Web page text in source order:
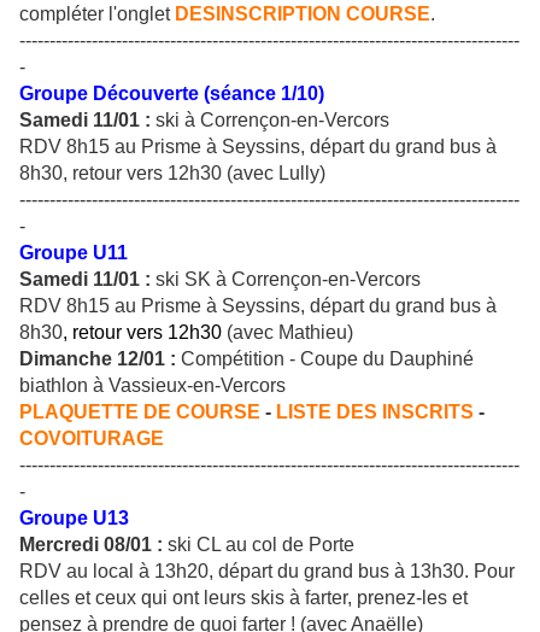
compléter l'onglet DESINSCRIPTION COURSE.
-----------------------------------------------------------------------------------
-
Groupe Découverte (séance 1/10)
Samedi 11/01 : ski à Corrençon-en-Vercors
RDV 8h15 au Prisme à Seyssins, départ du grand bus à
8h30, retour vers 12h30 (avec Lully)
-----------------------------------------------------------------------------------
-
Groupe U11
Samedi 11/01 : ski SK à Corrençon-en-Vercors
RDV 8h15 au Prisme à Seyssins, départ du grand bus à
8h30, retour vers 12h30 (avec Mathieu)
Dimanche 12/01 : Compétition - Coupe du Dauphiné
biathlon à Vassieux-en-Vercors
PLAQUETTE DE COURSE - LISTE DES INSCRITS -
COVOITURAGE
-----------------------------------------------------------------------------------
-
Groupe U13
Mercredi 08/01 : ski CL au col de Porte
RDV au local à 13h20, départ du grand bus à 13h30. Pour
celles et ceux qui ont leurs skis à farter, prenez-les et
pensez à prendre de quoi farter ! (avec Anaëlle)